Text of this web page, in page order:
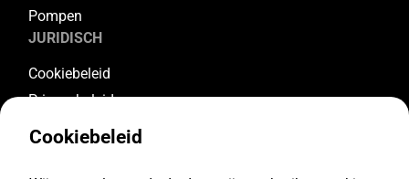
Pompen
JURIDISCH
Cookiebeleid
Privacybeleid
Algemene voorwaarden
Cookiebeleid